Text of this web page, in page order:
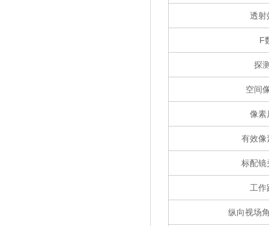
透射
F
探
空间
像素
有效像
标配镜
工作
纵向视场